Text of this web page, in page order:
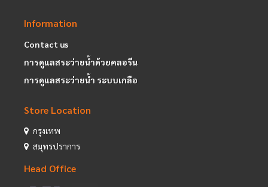
Information
Contact us
การดูแลสระว่ายน้ำด้วยคลอรีน
การดูแลสระว่ายน้ำ ระบบเกลือ
Store Location
กรุงเทพ
สมุทรปราการ
Head Office